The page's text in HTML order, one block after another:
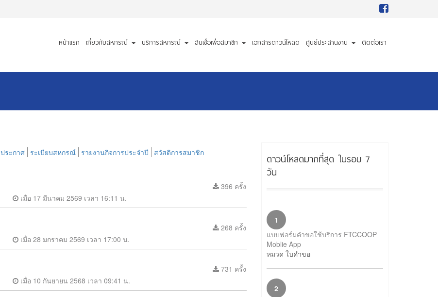
หน้าแรก เกี่ยวกับสหกรณ์ บริการสหกรณ์ สินเชื่อเพื่อสมาชิก เอกสารดาวน์โหลด ศูนย์ประสานงาน ติดต่อเรา
ประกาศ ระเบียบสหกรณ์ รายงานกิจการประจำปี สวัสดิการสมาชิก
เมื่อ 17 มีนาคม 2569 เวลา 16:11 น.
396 ครั้ง
เมื่อ 28 มกราคม 2569 เวลา 17:00 น.
268 ครั้ง
เมื่อ 10 กันยายน 2568 เวลา 09:41 น.
731 ครั้ง
ดาวน์โหลดมากที่สุด ในรอบ 7
วัน
1
แบบฟอร์มคําขอใช้บริการ FTCCOOP
Moblie App
หมวด ใบคำขอ
2